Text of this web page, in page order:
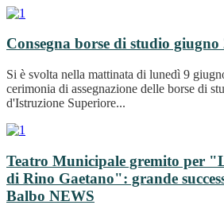
Consegna borse di studio giugno
Si è svolta nella mattinata di lunedì 9
cerimonia di assegnazione delle borse di
d'Istruzione Superiore...
Teatro Municipale gremito per
di Rino Gaetano": grande
Balbo NEWS